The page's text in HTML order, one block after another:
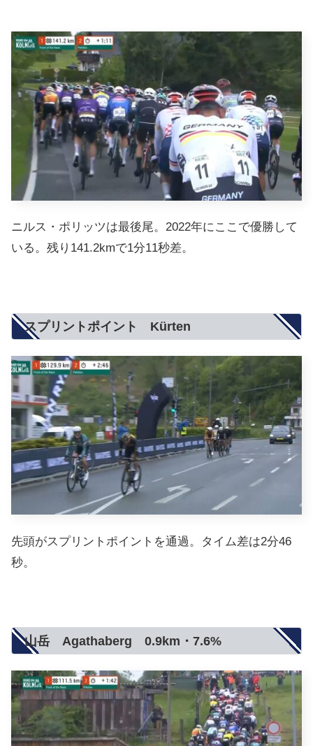
ニルス・ポリッツは最後尾。2022年にここで優勝して
いる。残り141.2kmで1分11秒差。
スプリントポイント Kürten
先頭がスプリントポイントを通過。タイム差は2分46
秒。
山岳 Agathaberg 0.9km・7.6%